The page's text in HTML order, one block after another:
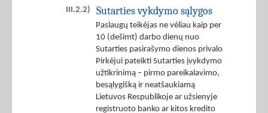
III.2.2) Sutarties vykdymo sąlygos
Paslaugų teikėjas ne vėliau kaip per
10 (dešimt) darbo dienų nuo
Sutarties pasirašymo dienos privalo
Pirkėjui pateikti Sutarties įvykdymo
užtikrinimą – pirmo pareikalavimo,
besąlygišką ir neatšaukiamą
Lietuvos Respublikoje ar užsienyje
registruoto banko ar kitos kredito